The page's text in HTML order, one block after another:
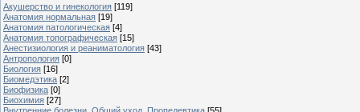
Акушерство и гинекология [119]
Анатомия нормальная [19]
Анатомия патологическая [4]
Анатомия топографическая [15]
Анестизиология и реаниматология [43]
Антропология [0]
Биология [16]
Биомедэтика [2]
Биофизика [0]
Биохимия [27]